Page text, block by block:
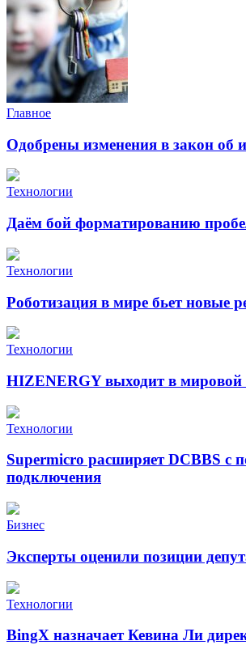
Главное
Одобрены изменения в закон об
Технологии
Даём бой форматированию
Технологии
Роботизация в мире бьет новые
Технологии
HIZENERGY выходит в мировой
Технологии
Supermicro расширяет DCBBS с
подключения
Бизнес
Эксперты оценили позиции
Технологии
BingX назначает Кевина Ли